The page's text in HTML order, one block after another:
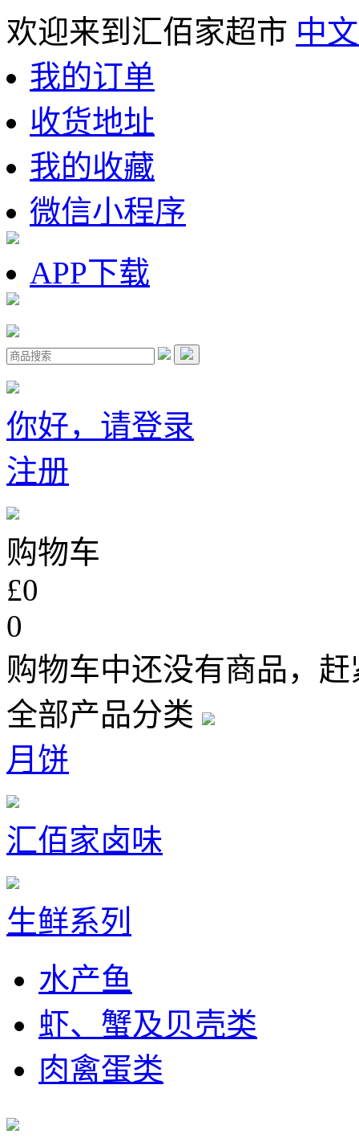
欢迎来到汇佰家超市 中
我的订单
收货地址
我的收藏
微信小程序
APP下载
你好，请登录
注册
购物车
£0
0
购物车中还没有商品，
全部产品分类
月饼
汇佰家卤味
生鲜系列
水产鱼
虾、蟹及贝壳类
肉禽蛋类